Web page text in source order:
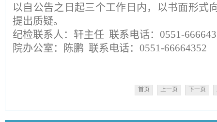
以自公告之日起三个工作日内，以书面形式
提出质疑。
纪检联系人：轩主任 联系电话：0551-
院办公室： 陈鹏 联系电话：0551-66664352
首页 上一页 下一页